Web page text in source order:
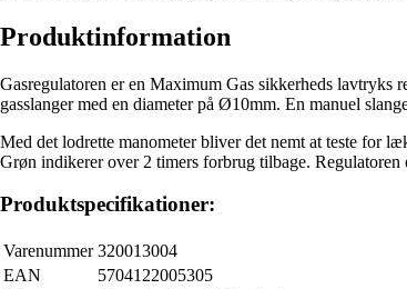
Produktinformation
Gasregulatoren er en Maximum Gas sikkerheds lavtryks
gasslanger med en diameter på Ø10mm. En manuel
Med det lodrette manometer bliver det nemt at teste for
Grøn indikerer over 2 timers forbrug tilbage.
Produktspecifikationer:
Varenummer 320013004
EAN
5704122005305